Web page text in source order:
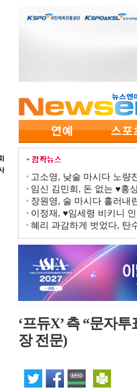
고소영, 낮술 마시다 노량
임신 김민희, 돈 없는 ♥홍
장원영, 술 마시다 흘러내
이정재, ♥임세령 비키니
혜리 과감하게 벗었다, 탄
‘프듀X’ 측 “문자
장 전문)